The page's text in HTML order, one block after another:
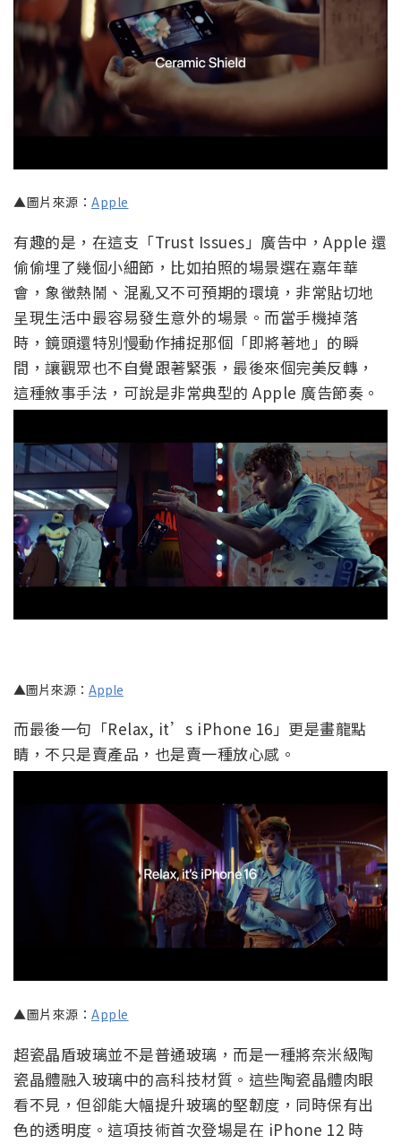
▲圖片來源： Apple
有趣的是，在這支「Trust Issues」廣告中，Apple 還
偷偷埋了幾個小細節，比如拍照的場景選在嘉年華
會，象徵熱鬧、混亂又不可預期的環境，非常貼切地
呈現生活中最容易發生意外的場景。而當手機掉落
時，鏡頭還特別慢動作捕捉那個「即將著地」的瞬
間，讓觀眾也不自覺跟著緊張，最後來個完美反轉，
這種敘事手法，可說是非常典型的 Apple 廣告節奏。
▲圖片來源： Apple
而最後一句「Relax, it’s iPhone 16」更是畫龍點
睛，不只是賣產品，也是賣一種放心感。
▲圖片來源： Apple
超瓷晶盾玻璃並不是普通玻璃，而是一種將奈米級陶
瓷晶體融入玻璃中的高科技材質。這些陶瓷晶體肉眼
看不見，但卻能大幅提升玻璃的堅韌度，同時保有出
色的透明度。這項技術首次登場是在 iPhone 12 時